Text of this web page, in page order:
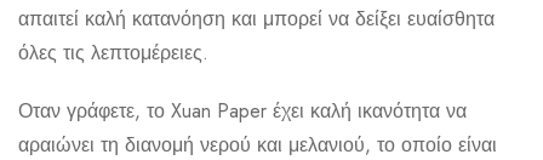
απαιτεί καλή κατανόηση και μπορεί να δείξει ευαίσθητα
όλες τις λεπτομέρειες.
Οταν γράφετε, το Xuan Paper έχει καλή ικανότητα να
αραιώνει τη διανομή νερού και μελανιού, το οποίο είναι